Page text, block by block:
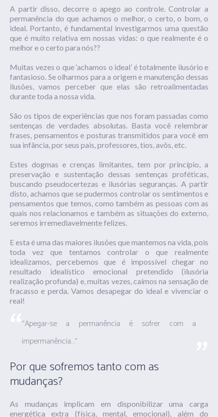
A partir disso, decorre o apego ao controle. Controlar a
permanência do que achamos o melhor, o certo, o bom, o
ideal. Portanto, é fundamental investigarmos uma questão
que é muito relativa em nossas vidas: o que realmente é o
melhor e o certo para nós??
Muitas vezes o que ‘achamos o ideal’ é totalmente ilusório e
fantasioso. Se olharmos para a origem e manutenção dessas
ilusões, vamos perceber que elas são retroalimentadas
durante toda a nossa vida.
São os tipos de experiências que nos foram passadas como
sentenças de verdades absolutas. Basta você relembrar
frases, pensamentos e posturas transmitidos para você em
sua infância, por seus pais, professores, tios, avôs, etc.
Estes dogmas e crenças limitantes, tem por princípio, a
preservação e sustentação dessas sentenças proféticas,
buscando pseudocertezas e ilusórias seguranças. A partir
disto, achamos que se pudermos controlar os sentimentos e
pensamentos que temos, como também as pessoas com as
quais nos relacionamos e também as situações do externo,
seremos irremediavelmente felizes.
E esta é uma das maiores ilusões que mantemos na vida, pois
toda vez que tentamos controlar o que realmente
idealizamos, percebemos que é impossível chegar no
resultado idealístico emocional pretendido (ilusória
realização profunda) e, muitas vezes, caímos na sensação de
fracasso e perda. Vamos desapegar do ideal e vivenciar o
real!
“Apegar-se a permanência é sofrer com a
impermanência…”
Por que sofremos tanto com as
mudanças?
As mudanças implicam em disponibilizar uma carga
energética extra (física, mental, emocional), além do